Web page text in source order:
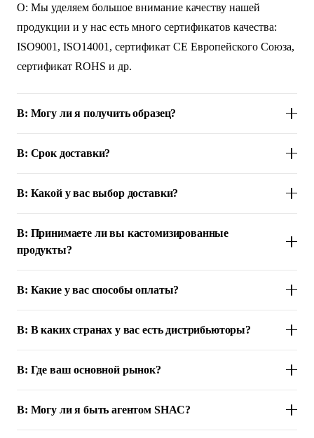
О: Мы уделяем большое внимание качеству нашей
продукции и у нас есть много сертификатов качества:
ISO9001, ISO14001, сертификат CE Европейского Союза,
сертификат ROHS и др.
В: Могу ли я получить образец?
В: Срок доставки?
В: Какой у вас выбор доставки?
В: Принимаете ли вы кастомизированные
продукты?
В: Какие у вас способы оплаты?
В: В каких странах у вас есть дистрибьюторы?
В: Где ваш основной рынок?
В: Могу ли я быть агентом SHAC?